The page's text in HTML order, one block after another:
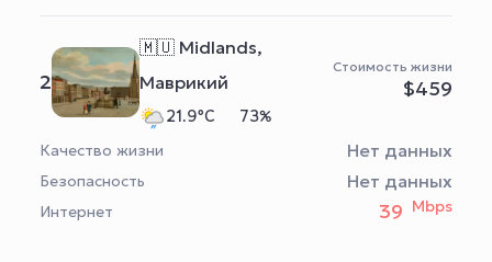
2
🇲🇺 Midlands,
Маврикий
21.9°C 73%
Стоимость жизни
$459
Качество жизни Нет данных
Безопасность Нет данных
Интернет 39 Mbps